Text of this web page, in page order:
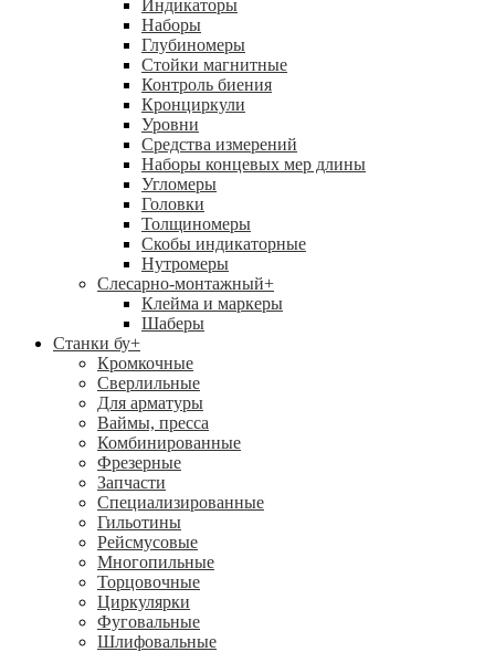
Индикаторы
Наборы
Глубиномеры
Стойки магнитные
Контроль биения
Кронциркули
Уровни
Средства измерений
Наборы концевых мер длины
Угломеры
Головки
Толщиномеры
Скобы индикаторные
Нутромеры
Слесарно-монтажный+
Клейма и маркеры
Шаберы
Станки бу+
Кромкочные
Сверлильные
Для арматуры
Ваймы, пресса
Комбинированные
Фрезерные
Запчасти
Специализированные
Гильотины
Рейсмусовые
Многопильные
Торцовочные
Циркулярки
Фуговальные
Шлифовальные